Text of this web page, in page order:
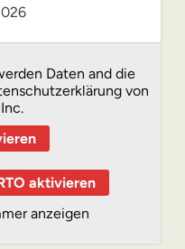
Daten and die
von
aktivieren
anzeigen